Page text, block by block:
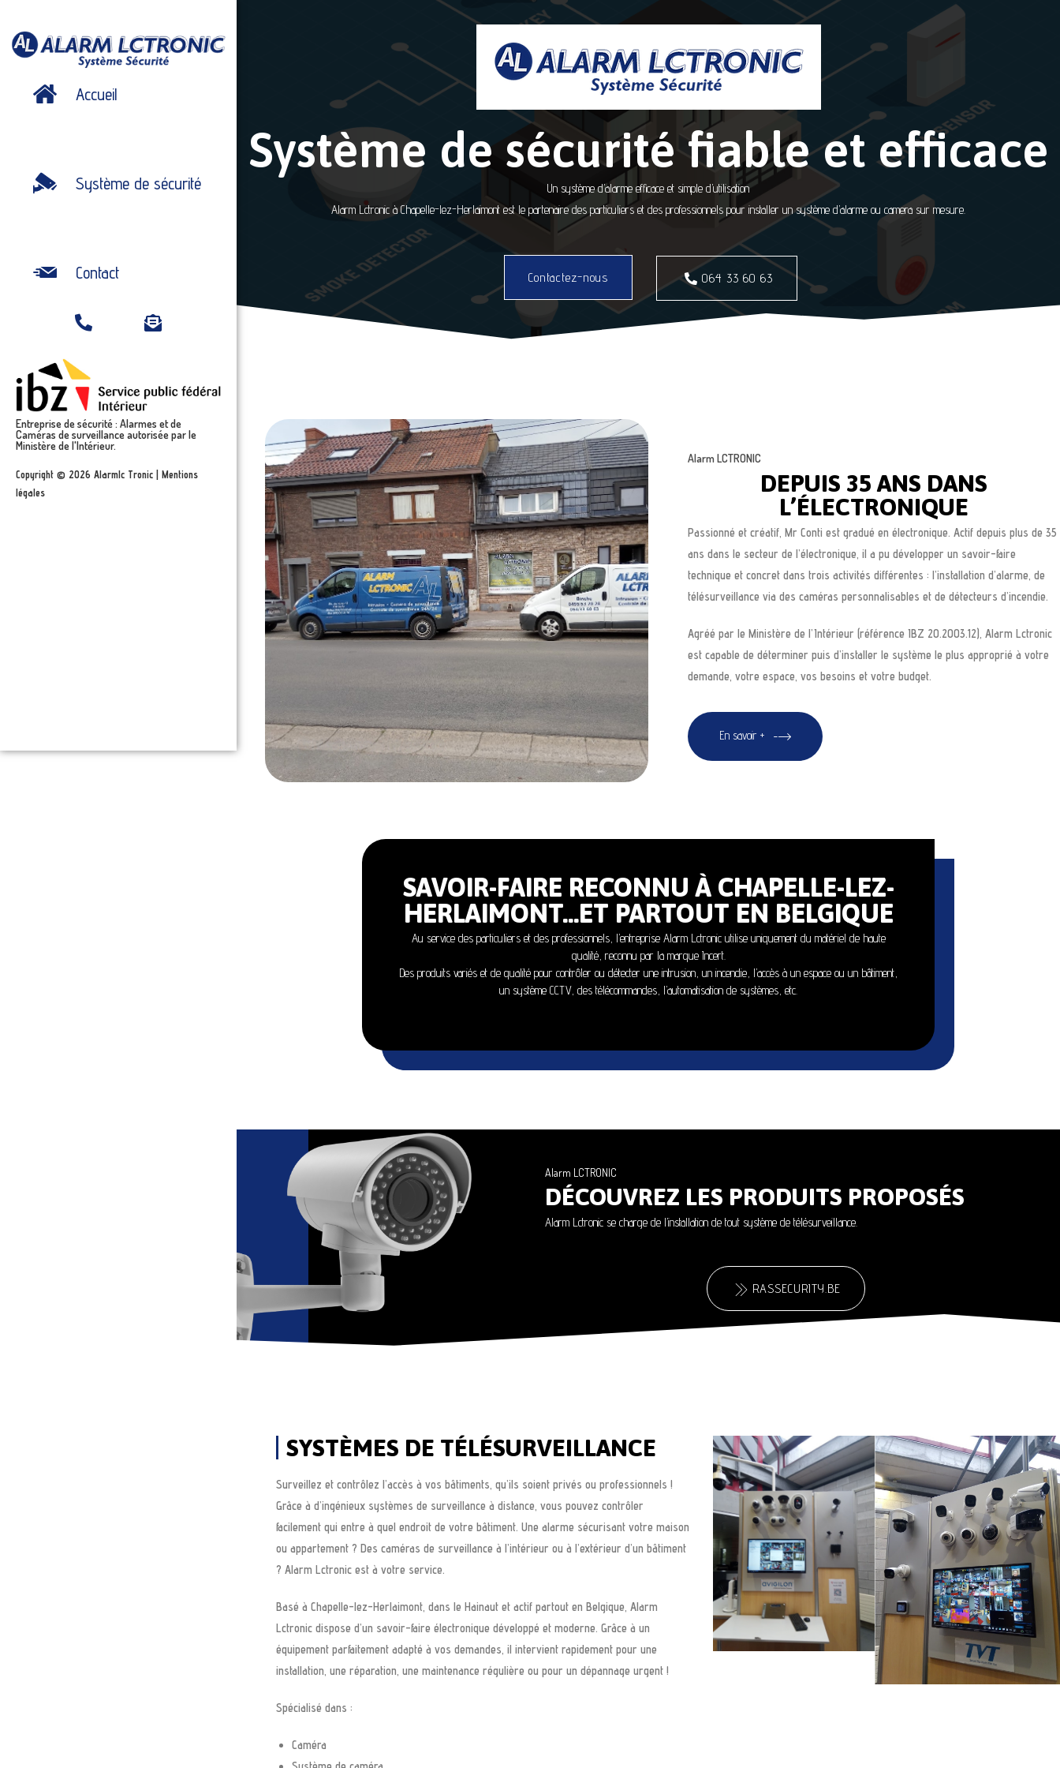
Accueil
Système de sécurité
Contact
Entreprise de sécurité : Alarmes et de
Caméras de surveillance autorisée par le
Ministère de l'Intérieur.
Copyright © 2026 Alarmlc Tronic | Mentions
légales
Système de sécurité fiable et efficace
Un système d’alarme efficace et simple d’utilisation
Alarm Lctronic à Chapelle-lez-Herlaimont est le partenaire des particuliers et des professionnels pour installer un système d’alarme ou camera sur mesure.
Contactez-nous 064 33 60 63
Alarm LCTRONIC
DEPUIS 35 ANS DANS
L’ÉLECTRONIQUE
Passionné et créatif, Mr Conti est gradué en électronique. Actif depuis plus de 35
ans dans le secteur de l’électronique, il a pu développer un savoir-faire
technique et concret dans trois activités différentes : l’installation d’alarme, de
télésurveillance via des caméras personnalisables et de détecteurs d’incendie.
Agréé par le Ministère de l’Intérieur (référence IBZ 20.2003.12), Alarm Lctronic
est capable de déterminer puis d’installer le système le plus approprié à votre
demande, votre espace, vos besoins et votre budget.
En savoir +
SAVOIR-FAIRE RECONNU À CHAPELLE-LEZ-
HERLAIMONT…ET PARTOUT EN BELGIQUE
Au service des particuliers et des professionnels, l’entreprise Alarm Lctronic utilise uniquement du matériel de haute
qualité, reconnu par la marque Incert.
Des produits variés et de qualité pour contrôler ou détecter une intrusion, un incendie, l’accès à un espace ou un bâtiment,
un système CCTV, des télécommandes, l’automatisation de systèmes, etc.
Alarm LCTRONIC
DÉCOUVREZ LES PRODUITS PROPOSÉS
Alarm Lctronic se charge de l’installation de tout système de télésurveillance.
RASSECURITY.BE
SYSTÈMES DE TÉLÉSURVEILLANCE
Surveillez et contrôlez l’accès à vos bâtiments, qu’ils soient privés ou professionnels !
Grâce à d’ingénieux systèmes de surveillance à distance, vous pouvez contrôler
facilement qui entre à quel endroit de votre bâtiment. Une alarme sécurisant votre maison
ou appartement ? Des caméras de surveillance à l’intérieur ou à l’extérieur d’un bâtiment
? Alarm Lctronic est à votre service.
Basé à Chapelle-lez-Herlaimont, dans le Hainaut et actif partout en Belgique, Alarm
Lctronic dispose d’un savoir-faire électronique développé et moderne. Grâce à un
équipement parfaitement adapté à vos demandes, il intervient rapidement pour une
installation, une réparation, une maintenance régulière ou pour un dépannage urgent !
Spécialisé dans :
Caméra